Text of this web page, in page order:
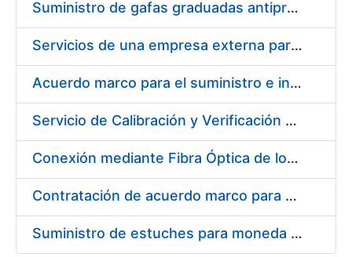
Suministro de gafas graduadas antiproyecciones para los trabajadores de la FNMT-RCM en los centros de trabajo de Madrid y Burgos
Servicios de una empresa externa para el asesoramiento y resolución de los recursos de alzada que se presentan relacionados con procesos de selección para la FNMT-RCM
Acuerdo marco para el suministro e instalación de persianas, estores y otros complementos
Servicio de Calibración y Verificación Externa de los Equipos de Medición del Servicio de Prevención de la FNMT-RCM
Conexión mediante Fibra Óptica de los Centros de Proceso de Datos (CPDs) de las sedes de la FNMT-RCM de Burgos y Madrid
Contratación de acuerdo marco para el Suministro de Material de Electricidad para la Fábrica Nacional de Moneda y Timbre-Real Casa de la Moneda en su centro de trabajo de Burgos
Suministro de estuches para moneda de 30 €